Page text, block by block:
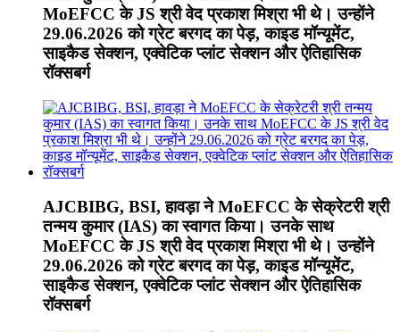
MoEFCC के JS श्री वेद प्रकाश मिश्रा भी थे। उन्होंने
29.06.2026 को ग्रेट बरगद का पेड़, काइड मॉन्यूमेंट,
साइकैड सेक्शन, एक्वेटिक प्लांट सेक्शन और ऐतिहासिक
रॉक्सबर्ग
AJCBIBG, BSI, हावड़ा ने MoEFCC के सेक्रेटरी श्री
तन्मय कुमार (IAS) का स्वागत किया। उनके साथ
MoEFCC के JS श्री वेद प्रकाश मिश्रा भी थे। उन्होंने
29.06.2026 को ग्रेट बरगद का पेड़, काइड मॉन्यूमेंट,
साइकैड सेक्शन, एक्वेटिक प्लांट सेक्शन और ऐतिहासिक
रॉक्सबर्ग